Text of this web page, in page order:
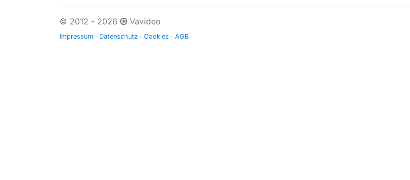
© 2012 - 2026 Vavideo
Impressum · Datenschutz · Cookies · AGB